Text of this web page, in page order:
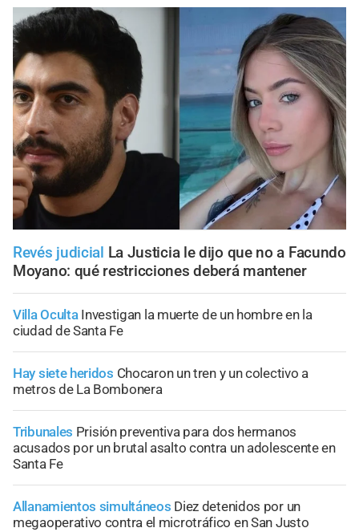
Revés judicial La Justicia le dijo que no a Facundo
Moyano: qué restricciones deberá mantener
Villa Oculta Investigan la muerte de un hombre en la
ciudad de Santa Fe
Hay siete heridos Chocaron un tren y un colectivo a
metros de La Bombonera
Tribunales Prisión preventiva para dos hermanos
acusados por un brutal asalto contra un adolescente en
Santa Fe
Allanamientos simultáneos Diez detenidos por un
megaoperativo contra el microtráfico en San Justo